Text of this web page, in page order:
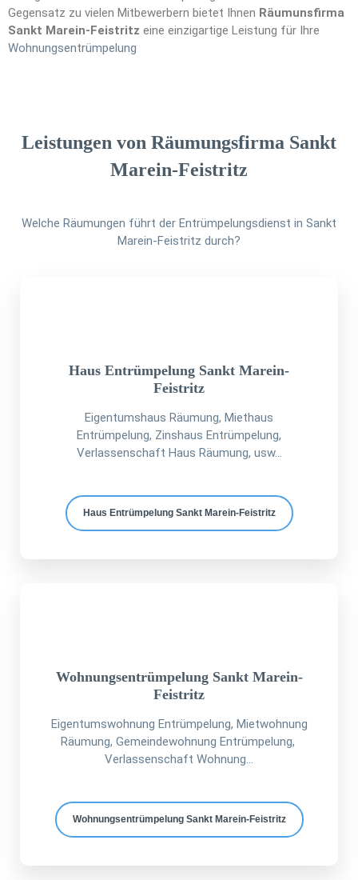
Gegensatz zu vielen Mitbewerbern bietet Ihnen Räumunsfirma
Sankt Marein-Feistritz eine einzigartige Leistung für Ihre
Wohnungsentrümpelung
Leistungen von Räumungsfirma Sankt
Marein-Feistritz
Welche Räumungen führt der Entrümpelungsdienst in Sankt
Marein-Feistritz durch?
Haus Entrümpelung Sankt Marein-
Feistritz
Eigentumshaus Räumung, Miethaus
Entrümpelung, Zinshaus Entrümpelung,
Verlassenschaft Haus Räumung, usw...
Haus Entrümpelung Sankt Marein-Feistritz
Wohnungsentrümpelung Sankt Marein-
Feistritz
Eigentumswohnung Entrümpelung, Mietwohnung
Räumung, Gemeindewohnung Entrümpelung,
Verlassenschaft Wohnung...
Wohnungsentrümpelung Sankt Marein-Feistritz